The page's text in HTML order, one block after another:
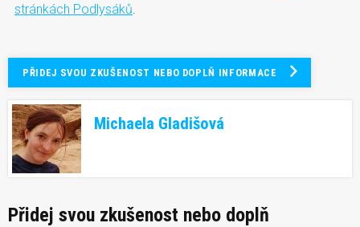
stránkách Podlysáků
PŘIDEJ SVOU ZKUŠENOST NEBO DOPLŇ INFORMACE
Michaela Gladišová
Přidej svou zkušenost nebo doplň